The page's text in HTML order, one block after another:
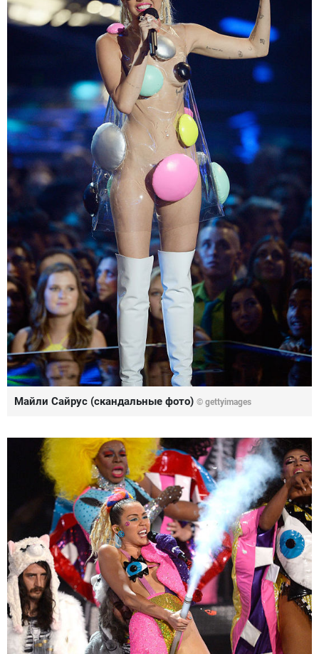
Майли Сайрус (скандальные фото) © gettyimages